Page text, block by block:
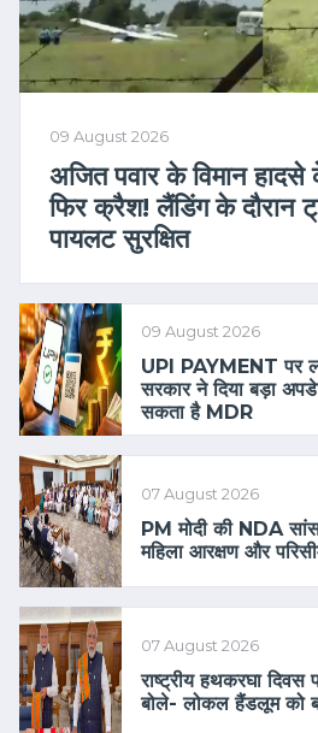
09 August 2026
अजित पवार के विमान हादसे
फिर क्रैश! लैंडिंग के दौरान
पायलट सुरक्षित
09 August 2026
UPI PAYMENT पर
सरकार ने दिया बड़ा
सकता है MDR
07 August 2026
PM मोदी की NDA
महिला आरक्षण और
07 August 2026
राष्ट्रीय हथकरघा
बोले- लोकल हैंडलूम को